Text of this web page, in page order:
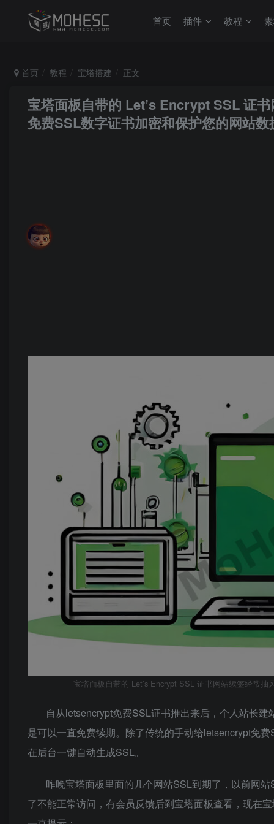
首页 插件 教程
首页 教程 宝塔搭建 正文
宝塔面板自带的 Let’s Encrypt SSL 证
免费SSL数字证书加密和保护您的网站数
宝塔面板自带的 Let’s Encrypt SSL 证书网站续签经常
自从letsencrypt免费SSL证书推出来后，个人站长
是可以一直免费续期。除了传统的手动给letsencrypt免
在后台一键自动生成SSL。
昨晚宝塔面板里面的几个网站SSL到期了，以前网
了不能正常访问，有会员反馈后到宝塔面板查看，现在